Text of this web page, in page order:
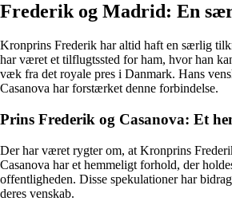
Frederik og Madrid: En
Kronprins Frederik har altid haft en særlig
har været et tilflugtssted for ham, hvor han
væk fra det royale pres i Danmark. Hans
Casanova har forstærket denne forbindelse.
Prins Frederik og Casanova: Et
Der har været rygter om, at Kronprins
Casanova har et hemmeligt forhold, der
offentligheden. Disse spekulationer har
deres venskab.